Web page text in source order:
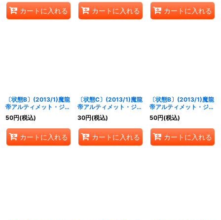
カートに入れる カートに入れる カートに入れる
〔状態B〕(2013/1)魔龍
帝アルティメット・ジー
クフリード(紫)【X】
{CP14-X02A}《紫》
50円(税込)
カートに入れる
〔状態C〕(2013/1)魔龍
帝アルティメット・ジー
クフリード(白)【X】
{CP14-X02D}《白》
30円(税込)
カートに入れる
〔状態B〕(2013/1)魔龍
帝アルティメット・ジー
クフリード(赤)【X】
{CP14-X02R}《赤》
50円(税込)
カートに入れる